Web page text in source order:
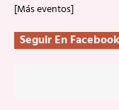
[Más eventos]
Seguir En Facebook